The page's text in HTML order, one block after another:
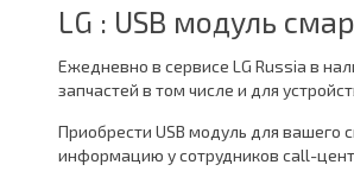
LG : USB модуль
Ежедневно в сервисе LG Russia в
запчастей в том числе и для
Приобрести USB модуль для вашего
информацию у сотрудников call-